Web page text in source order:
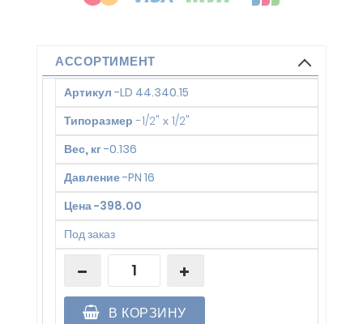
АССОРТИМЕНТ
Артикул -LD 44.340.15
Типоразмер -1/2" х 1/2"
Вес, кг-0.136
Давление-PN 16
Цена-398.00
Под заказ
В КОРЗИНУ